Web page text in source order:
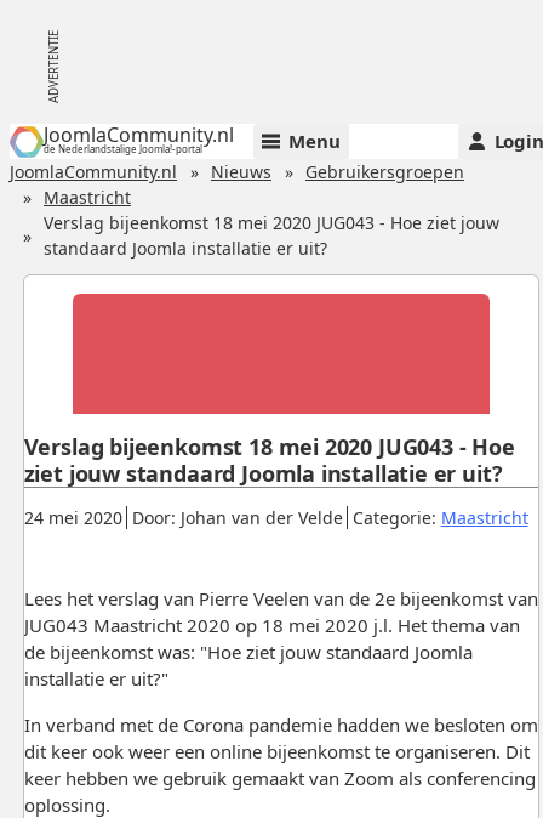
JoomlaCommunity.nl
de Nederlandstalige Joomla!-portal Menu Login
JoomlaCommunity.nl Nieuws
Gebruikersgroepen
Maastricht
Verslag bijeenkomst 18 mei 2020 JUG043 - Hoe ziet jouw
standaard Joomla installatie er uit?
Gepubliceerd:
24 mei 2020. Door: Johan van der Velde. Categorie: Maastricht.
Verslag bijeenkomst 18 mei 2020 JUG043 - Hoe
ziet jouw standaard Joomla installatie er uit?
Lees het verslag van Pierre Veelen van de 2e bijeenkomst van
JUG043 Maastricht 2020 op 18 mei 2020 j.l. Het thema van
de bijeenkomst was: "Hoe ziet jouw standaard Joomla
installatie er uit?"
In verband met de Corona pandemie hadden we besloten om
dit keer ook weer een online bijeenkomst te organiseren. Dit
keer hebben we gebruik gemaakt van Zoom als conferencing
oplossing.